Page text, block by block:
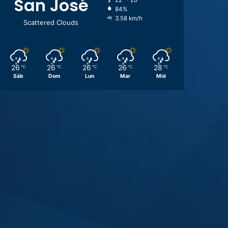
San José
Scattered Clouds
84%
3.58 km/h
26 ℃
Sáb
26 ℃
Dom
26 ℃
Lun
26 ℃
Mar
28 ℃
Mié